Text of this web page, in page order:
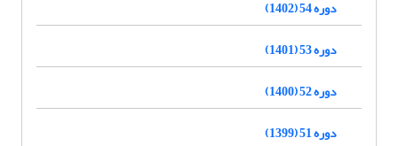
دوره 54 (1402)
دوره 53 (1401)
دوره 52 (1400)
دوره 51 (1399)